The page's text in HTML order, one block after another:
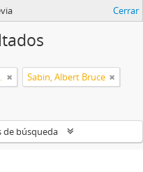
Cerrar
UNLP Sabin, Albert Bruce
de búsqueda